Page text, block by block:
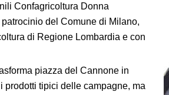
Confagricoltura Donna
del Comune di Milano,
di Regione Lombardia e con
piazza del Cannone in
prodotti tipici delle campagne, ma